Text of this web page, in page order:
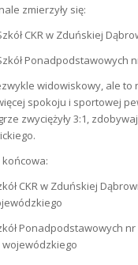
zmierzyły się:
CKR w Zduńskiej
Ponadpodstawowych
widowiskowy, ale
spokoju i sportowej
zwyciężyły 3:1,
CKR w Zduńskiej
Ponadpodstawowych
wojewódzkiego